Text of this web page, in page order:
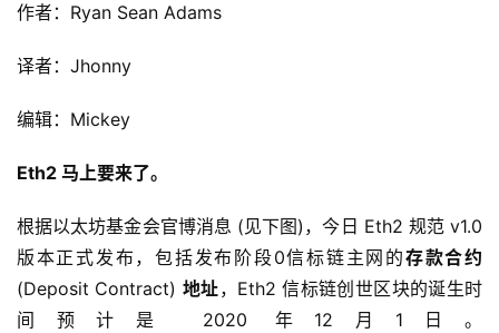
作者：Ryan Sean Adams
译者：Jhonny
编辑：Mickey
Eth2 马上要来了。
根据以太坊基金会官博消息 (见下图)，今日 Eth2 规范 v1.0
版本正式发布，包括发布阶段0信标链主网的存款合约
(Deposit Contract) 地址，Eth2 信标链创世区块的诞生时
间预计是 2020 年12月1日。